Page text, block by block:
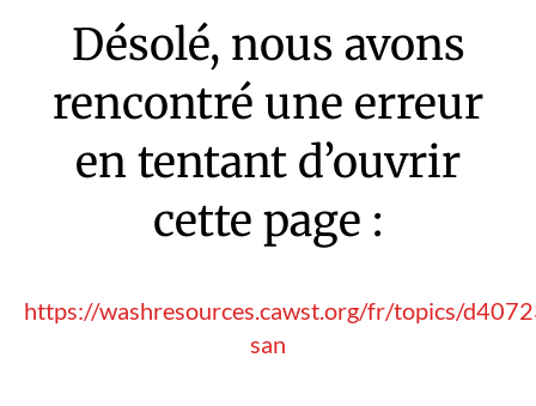
Désolé, nous avons
rencontré une erreur
en tentant d’ouvrir
cette page :
https://washresources.cawst.org/fr/topics/
san